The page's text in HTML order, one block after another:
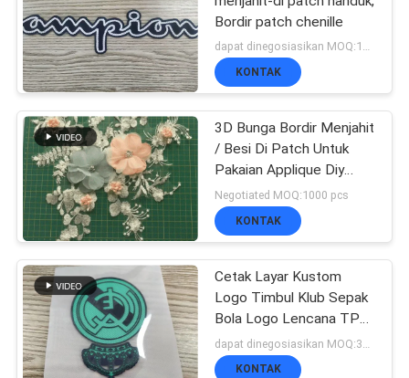
BERITA
SEMUA
KASUS
VR
SHOW
SITEMAP
KEBIJAKAN
Label Sablon
75
Lencana TPU
Frekuensi Tinggi 3D
65
Bordir patch chenille
dapat dinegosiasikan MOQ:100PCS
KONTAK
3D Bunga Bordir Menjahit
/ Besi Di Patch Untuk
Pakaian Applique Diy
Aksesori
Negotiated MOQ:1000 pcs
KONTAK
Cetak Layar Kustom
Logo Timbul Klub Sepak
Bola Logo Lencana TPU
untuk Pakaian Olahraga
KONTAK